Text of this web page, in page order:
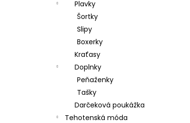
Plavky
Šortky
Slipy
Boxerky
Kraťasy
Doplnky
Peňaženky
Tašky
Darčeková poukážka
Tehotenská móda